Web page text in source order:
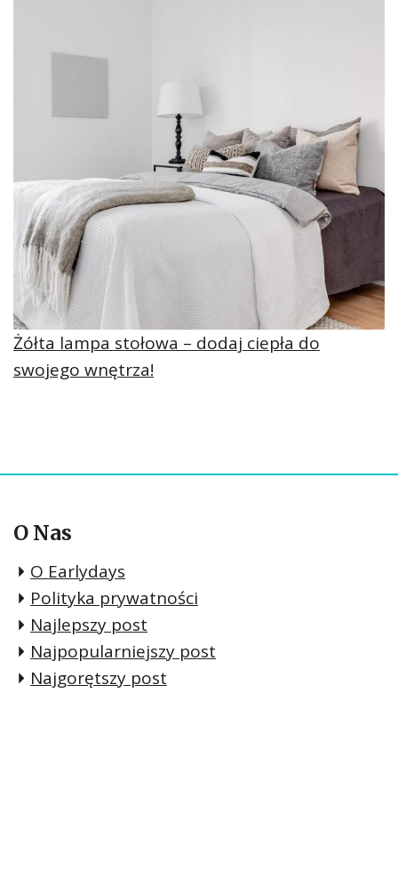
Żółta lampa stołowa – dodaj ciepła do
swojego wnętrza!
O Nas
O Earlydays
Polityka prywatności
Najlepszy post
Najpopularniejszy post
Najgorętszy post